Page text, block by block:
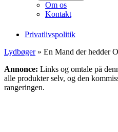
Om os
Kontakt
Privatlivspolitik
Lydbøger» En Mand der hedder
Annonce: Links og omtale på
alle produkter selv, og den
rangeringen.